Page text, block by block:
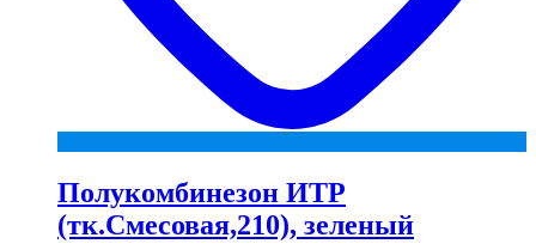
Полукомбинезон ИТР
(тк.Смесовая,210), зеленый